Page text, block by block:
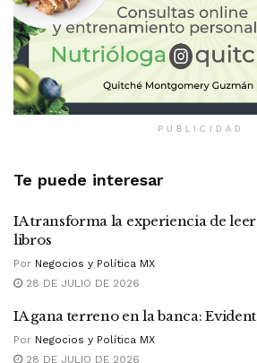
PUBLICIDAD
Te puede interesar
IA transforma la experiencia de leer
libros
Por Negocios y Política MX
28 DE JULIO DE 2026
IA gana terreno en la banca: Evident
Por Negocios y Política MX
28 DE JULIO DE 2026